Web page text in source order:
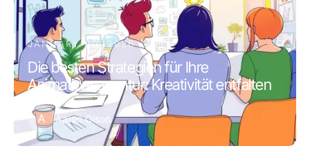
JANUARY 20, 2026
Die besten Strategien für Ihre
Animationsagentur: Kreativität entfalten
A Aaron Olson